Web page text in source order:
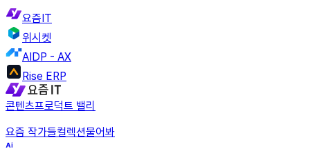
요즘IT
위시켓
AIDP - AX
Rise ERP
콘텐츠프로덕트 밸리
요즘 작가들컬렉션물어봐